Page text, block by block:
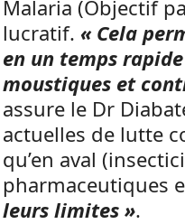
Malaria (Objectif
lucratif. « Cela
en un temps
moustiques et
assure le Dr
actuelles de lutte
qu’en aval
pharmaceutiques
leurs limites ».